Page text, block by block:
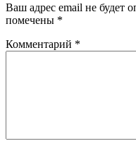
Ваш адрес email не будет
помечены *
Комментарий *